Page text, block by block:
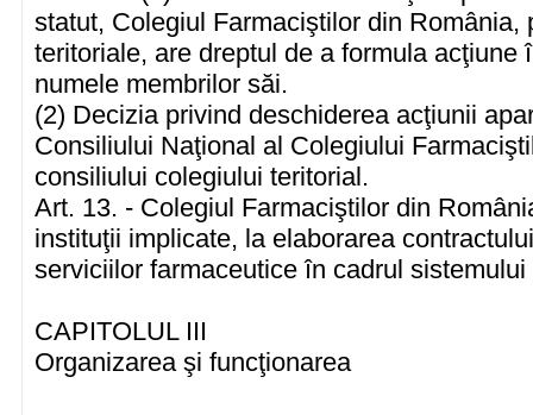
statut, Colegiul Farmaciştilor din România,
teritoriale, are dreptul de a formula
numele membrilor săi.
(2) Decizia privind deschiderea acţiunii
Consiliului Naţional al Colegiului
consiliului colegiului teritorial.
Art. 13. - Colegiul Farmaciştilor din
instituţii implicate, la elaborarea
serviciilor farmaceutice în cadrul
CAPITOLUL III
Organizarea şi funcţionarea